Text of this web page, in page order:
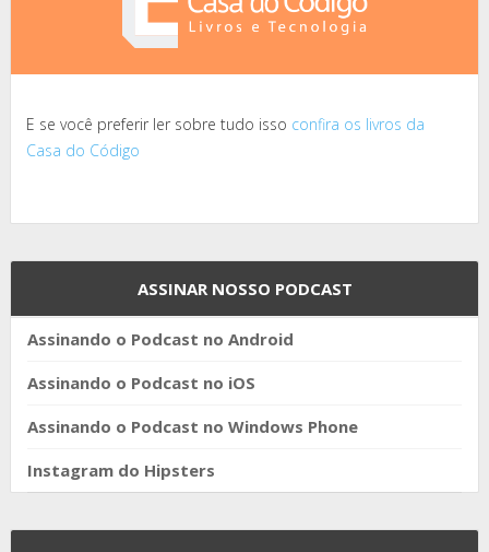
E se você preferir ler sobre tudo isso confira os livros da
Casa do Código
ASSINAR NOSSO PODCAST
Assinando o Podcast no Android
Assinando o Podcast no iOS
Assinando o Podcast no Windows Phone
Instagram do Hipsters